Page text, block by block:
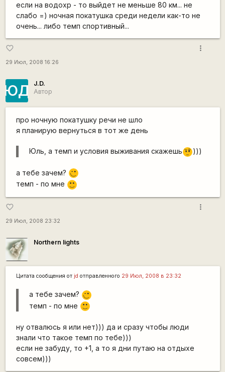
если на водохр - то выйдет не меньше 80 км... не
слабо =) ночная покатушка среди недели как-то не
очень... либо темп спортивный...
favorite_border
29 Июл, 2008 16:26
more_vert
ЮД
J.D.
Автор
про ночную покатушку речи не шло
я планирую вернуться в тот же день
Юль, а темп и условия выживания скажешь???)))
а тебе зачем?
;)
темп - по мне
:)
favorite_border
29 Июл, 2008 23:32
more_vert
Northern lights
Цитата сообщения от jd отправленного 29 Июл, 2008 в 23:32
а тебе зачем?
;)
темп - по мне
:)
ну отвалюсь я или нет))) да и сразу чтобы люди
знали что такое темп по тебе)))
если не забуду, то +1, а то я дни путаю на отдыхе
совсем)))